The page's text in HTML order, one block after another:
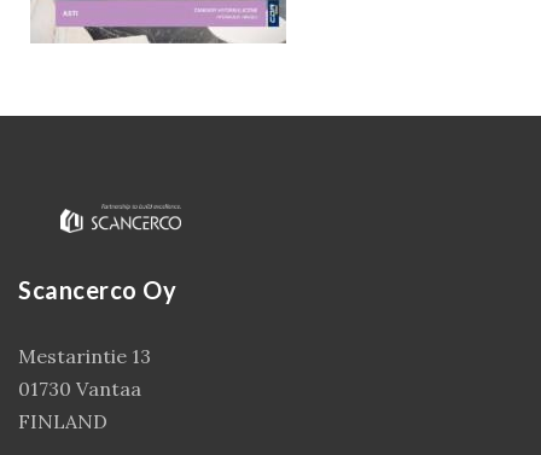
Scancerco Oy
Mestarintie 13
01730 Vantaa
FINLAND